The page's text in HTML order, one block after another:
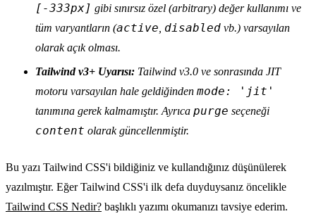
[-333px] gibi sınırsız özel (arbitrary) değer kullanımı ve
tüm varyantların (active disabled vb.) varsayılan
olarak açık olması.
Tailwind v3+ Uyarısı: Tailwind v3.0 ve sonrasında JIT
motoru varsayılan hale geldiğinden mode: 'jit'
tanımına gerek kalmamıştır. Ayrıca purge seçeneği
content olarak güncellenmiştir.
Bu yazı Tailwind CSS'i bildiğiniz ve kullandığınız düşünülerek
yazılmıştır. Eğer Tailwind CSS'i ilk defa duyduysanız öncelikle
Tailwind CSS Nedir? başlıklı yazımı okumanızı tavsiye ederim.